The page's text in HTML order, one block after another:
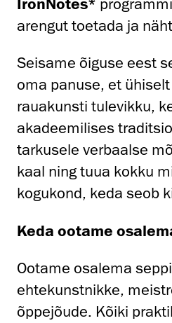
arengut toetada ja
Seisame õiguse eest
oma panuse, et
rauakunsti tulevikku,
akadeemilises
tarkusele verbaalse
kaal ning tuua kokku
kogukond, keda seob
Keda ootame
Ootame osalema
ehtekunstnikke,
õppejõude. Kõiki